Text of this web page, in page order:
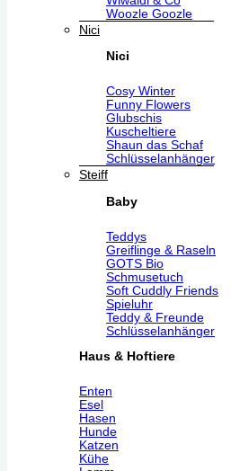
Woozle Goozle
Nici
Nici
Cosy Winter
Funny Flowers
Glubschis
Kuscheltiere
Shaun das Schaf
Schlüsselanhänger
Steiff
Baby
Teddys
Greiflinge & Raseln
GOTS Bio
Schmusetuch
Soft Cuddly Friends
Spieluhr
Teddy & Freunde
Schlüsselanhänger
Haus & Hoftiere
Enten
Esel
Hasen
Hunde
Katzen
Kühe